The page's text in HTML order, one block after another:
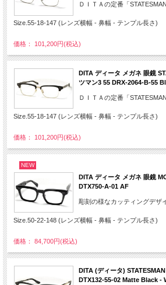
ＤＩＴＡの定番「
Size.55-18-147 (レンズ横幅 - 鼻幅 - テンプル長さ)
価格： 101,200円(税込)
DITA ディータ メガネ 眼鏡
ツマン3 55 DRX-2064-B-55
ＤＩＴＡの定番「
Size.55-18-147 (レンズ横幅 - 鼻幅 - テンプル長さ)
価格： 101,200円(税込)
NEW
DITA ディータ メガネ 眼鏡
DTX750-A-01 AF
彫刻の様なカッティングデザ
Size.50-22-148 (レンズ横幅 - 鼻幅 - テンプル長さ)
価格： 84,700円(税込)
DITA (ディータ)
DTX132-55-02 Matte Black